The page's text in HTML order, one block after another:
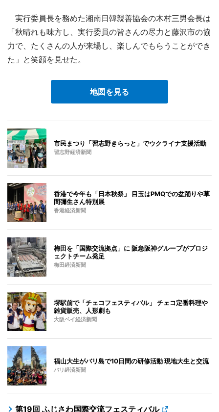
実行委員長を務めた湘南日韓親善協会の木村三男会長は
「秋晴れも味方し、実行委員の皆さんの尽力と藤沢市の協
力で、たくさんの人が来場し、楽しんでもらうことができ
た」と笑顔を見せた。
地図を見る
市民まつり「習志野きらっと」でウクライナ支援活動
習志野経済新聞
香港で今年も「日本秋祭」 目玉はPMQでの盆踊りや草
間彌生さん特別展
香港経済新聞
梅田を「国際交流拠点」に 阪急阪神グループがプロジ
ェクトチーム発足
梅田経済新聞
堺駅前で「チェコフェスティバル」 チェコ定番料理や
雑貨販売、人形劇も
大阪ベイ経済新聞
福山大生がバリ島で10日間の研修活動 現地大生と交流
バリ経済新聞
第19回 ふじさわ国際交流フェスティバル